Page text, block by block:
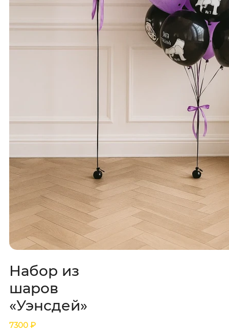
Набор из
шаров
«Уэнсдей»
7300 ₽